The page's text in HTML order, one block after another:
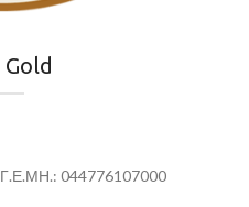
Gold
044776107000